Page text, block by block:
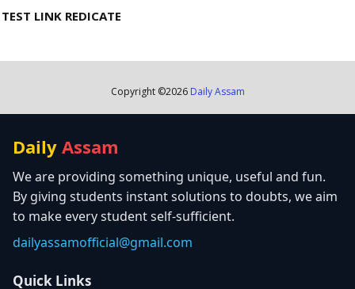
TEST LINK REDICATE
Copyright ©2026 Daily Assam
Daily Assam
We are providing something unique, useful and fun.
By giving students instant solutions to doubts, we aim
to make every student self-sufficient.
dailyassamofficial@gmail.com
Quick Links